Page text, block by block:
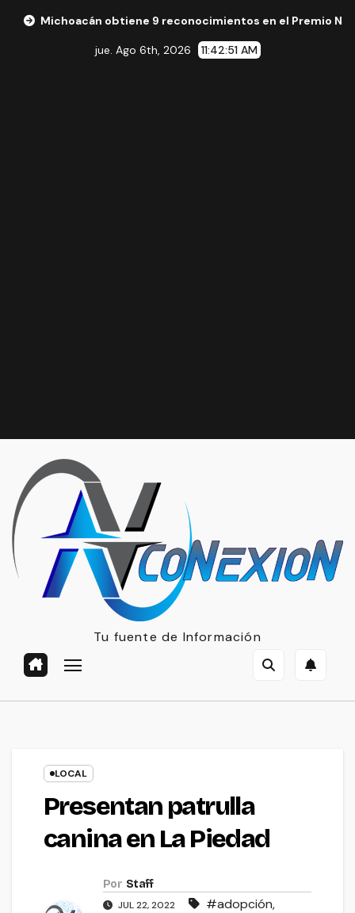
obtiene 9 reconocimientos en el Premio Nacional de
jue. Ago 6th, 2026 11:42:52 AM
Tu fuente de Información
LOCAL
Presentan patrulla
canina en La Piedad
Por Staff
JUL 22, 2022 #adopción,